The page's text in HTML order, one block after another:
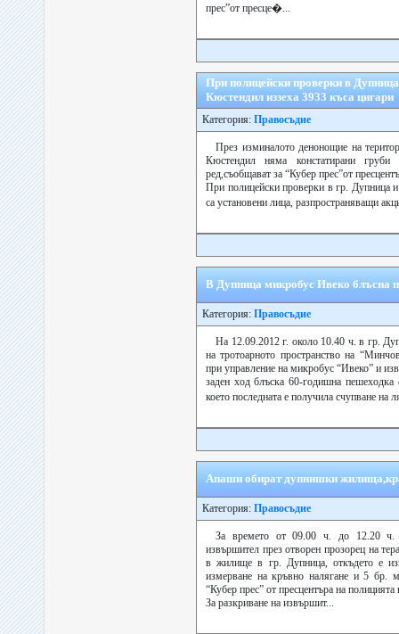
прес”от пресце�...
При полицейски проверки в
Кюстендил иззеха 3933 къса цигари
Категория: Правосъдие
През изминалото денонощие на
Кюстендил няма констатирани
ред,съобщават за “Кубер прес”от
При полицейски проверки в гр. Дупница
са установени лица, разпространяващи
В Дупница микробус Ивеко блъсна
Категория: Правосъдие
На 12.09.2012 г. около 10.40 ч. в гр.
на тротоарното пространство на
при управление на микробус “Ивеко” и
заден ход блъска 60-годишна пешеходка
което последната е получила счупване на
Апаши обират дупнишки
Категория: Правосъдие
За времето от 09.00 ч. до 12.20 ч.
извършител през отворен прозорец на
в жилище в гр. Дупница, откъдето е
измерване на кръвно налягане и 5 бр.
“Кубер прес” от пресцентъра на
За разкриване на извършит...